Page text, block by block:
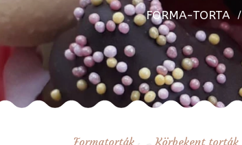
FORMA-TORTA
Formatorták Körbekent torták